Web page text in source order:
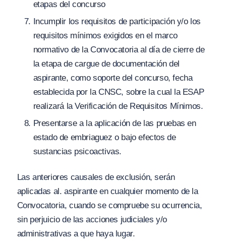
etapas del concurso
Incumplir los requisitos de participación y/o los
requisitos mínimos exigidos en el marco
normativo de la Convocatoria al día de cierre de
la etapa de cargue de documentación del
aspirante, como soporte del concurso, fecha
establecida por la CNSC, sobre la cual la ESAP
realizará la Verificación de Requisitos Mínimos.
Presentarse a la aplicación de las pruebas en
estado de embriaguez o bajo efectos de
sustancias psicoactivas.
Las anteriores causales de exclusión, serán
aplicadas al. aspirante en cualquier momento de la
Convocatoria, cuando se compruebe su ocurrencia,
sin perjuicio de las acciones judiciales y/o
administrativas a que haya lugar.